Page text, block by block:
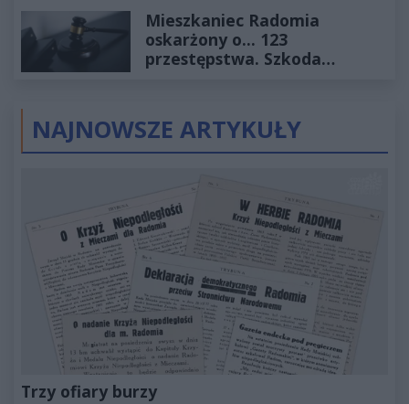
Mieszkaniec Radomia
oskarżony o... 123
przestępstwa. Szkoda
NAJNOWSZE ARTYKUŁY
Trzy ofiary burzy